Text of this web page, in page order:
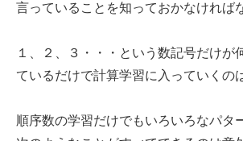
言っていることを知っておかなければ
１、２、３・・・という数記号だけが
ているだけで計算学習に入っていくの
順序数の学習だけでもいろいろなパタ